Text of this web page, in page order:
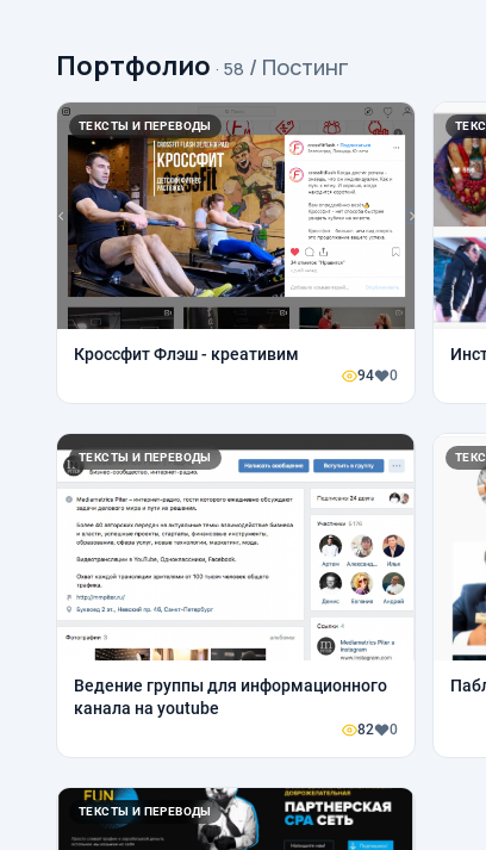
Портфолио · 58 / Постинг
ТЕКСТЫ И ПЕРЕВОДЫ
Кроссфит Флэш - креативим
94 0
ТЕКСТЫ И ПЕРЕВОДЫ
Ведение группы для информационного
канала на youtube
82 0
ТЕКСТЫ И ПЕРЕВОДЫ